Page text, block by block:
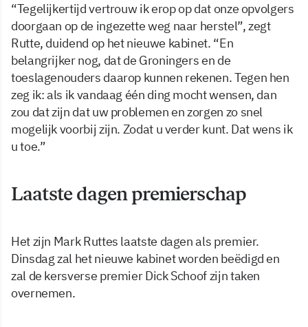
“Tegelijkertijd vertrouw ik erop op dat onze opvolgers
doorgaan op de ingezette weg naar herstel”, zegt
Rutte, duidend op het nieuwe kabinet. “En
belangrijker nog, dat de Groningers en de
toeslagenouders daarop kunnen rekenen. Tegen hen
zeg ik: als ik vandaag één ding mocht wensen, dan
zou dat zijn dat uw problemen en zorgen zo snel
mogelijk voorbij zijn. Zodat u verder kunt. Dat wens ik
u toe.”
Laatste dagen premierschap
Het zijn Mark Ruttes laatste dagen als premier.
Dinsdag zal het nieuwe kabinet worden beëdigd en
zal de kersverse premier Dick Schoof zijn taken
overnemen.